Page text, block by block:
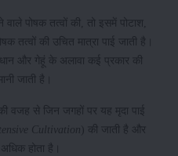
पोषक तत्वों की, तो इसमें पोटाश,
तत्वों की उचित मात्रा पाई जाती है।
और गेहूं के अलावा कई प्रकार की
जाती है।
की वजह से जिन जगहों पर यह मृदा पाई
Cultivation ) की जाती है और
होता है।